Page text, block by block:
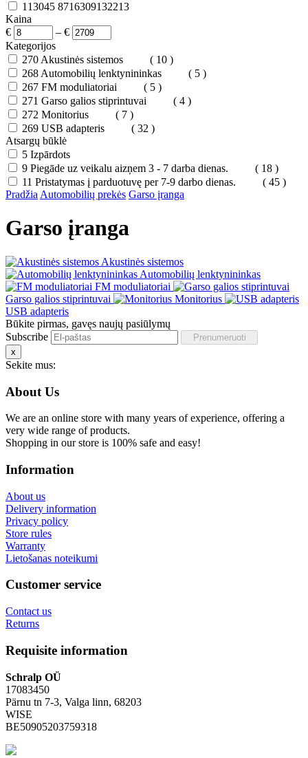
113045 8716309132213
Kaina
€
– €
Kategorijos
270 Akustinės sistemos
( 10 )
268 Automobilių lenktynininkas
( 5 )
267 FM moduliatoriai
( 5 )
271 Garso galios stiprintuvai
( 4 )
272 Monitorius
( 7 )
269 USB adapteris
( 32 )
Atsargų būklė
5 Izpārdots
9 Piegāde uz veikalu aizņem 3 - 7 darba dienas.
( 18 )
11 Pristatymas į parduotuvę per 7-9 darbo dienas.
( 45 )
Pradžia Automobilių prekės Garso įranga
Garso įranga
Akustinės sistemos
Automobilių lenktynininkas
FM moduliatoriai
Garso galios stiprintuvai
Monitorius
USB adapteris
Būkite pirmas, gavęs naujų pasiūlymų
Subscribe
x
Sekite mus:
About Us
We are an online store with many years of experience, offering a
very wide range of products.
Shopping in our store is 100% safe and easy!
Information
About us
Delivery information
Privacy policy
Store rules
Warranty
Lietošanas noteikumi
Customer service
Contact us
Returns
Requisite information
Schralp OÜ
17083450
Pärnu tn 7-3, Valga linn, 68203
WISE
BE50905203759318